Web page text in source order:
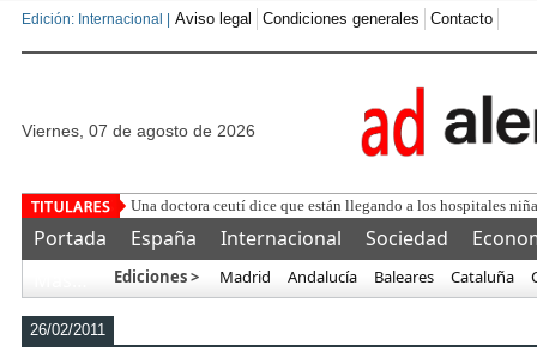
Edición: Internacional | Aviso legal Condiciones generales Contacto
viernes, 07 de agosto de 2026
Ten
Portada España Internacional Sociedad
Ediciones > Madrid Andalucía Baleares Cataluña
26/02/2011